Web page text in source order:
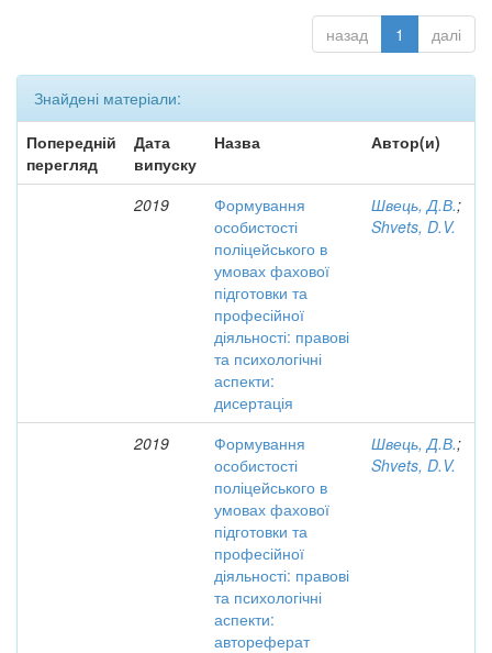
назад 1 далі
Знайдені матеріали:
Попередній
перегляд
Дата
випуску
Назва Автор(и)
2019
Формування
особистості
поліцейського в
умовах фахової
підготовки та
професійної
діяльності: правові
та психологічні
аспекти:
дисертація
Швець, Д.В.;
Shvets, D.V.
2019
Формування
особистості
поліцейського в
умовах фахової
підготовки та
професійної
діяльності: правові
та психологічні
аспекти:
автореферат
Швець, Д.В.;
Shvets, D.V.